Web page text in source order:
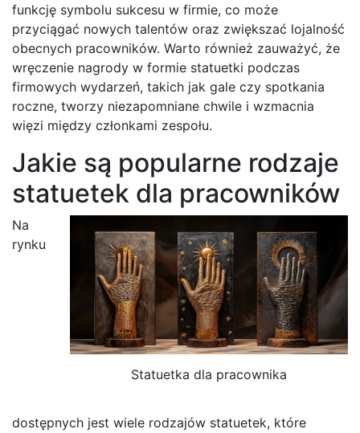
funkcję symbolu sukcesu w firmie, co może
przyciągać nowych talentów oraz zwiększać lojalność
obecnych pracowników. Warto również zauważyć, że
wręczenie nagrody w formie statuetki podczas
firmowych wydarzeń, takich jak gale czy spotkania
roczne, tworzy niezapomniane chwile i wzmacnia
więzi między członkami zespołu.
Jakie są popularne rodzaje
statuetek dla pracowników
Statuetka dla pracownika
Na
rynku
dostępnych jest wiele rodzajów statuetek, które